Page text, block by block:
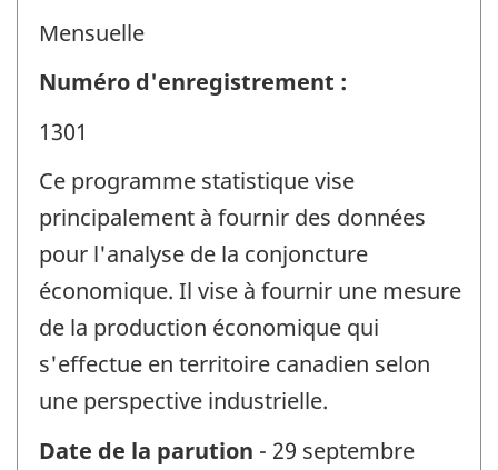
Mensuelle
Numéro d'enregistrement :
1301
Ce programme statistique vise
principalement à fournir des données
pour l'analyse de la conjoncture
économique. Il vise à fournir une mesure
de la production économique qui
s'effectue en territoire canadien selon
une perspective industrielle.
Date de la parution - 29 septembre